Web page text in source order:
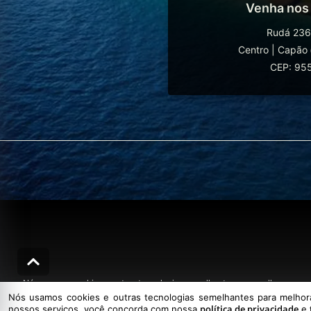
Venha
Rudá
Centro
Capão
CEP:
Nós usamos cookies e outras tecnologias semelhantes para melhorar a
Nós usamos cookies e outras tecnologias semelhantes para